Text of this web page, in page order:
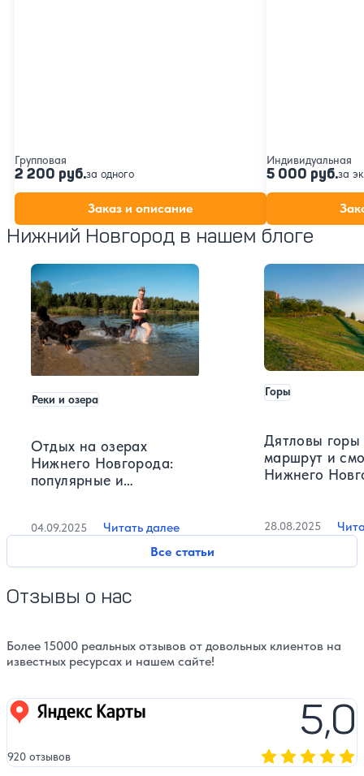
Групповая
2 200 руб.за одного
Заказ и описание
Индивидуальная
5 000 руб.за
Нижний Новгород в нашем блоге
Все статьи
Отдых на озерах
Нижнего Новгорода:
популярные и
Реки и озера
04.09.2025 Читать далее
Дятловы горы
маршрут и
Нижнего
Горы
28.08.2025
Отзывы о нас
Более 15000 реальных отзывов от довольных клиентов на
известных ресурсах и нашем сайте!
Яндекс карты 5,0
920 отзывов